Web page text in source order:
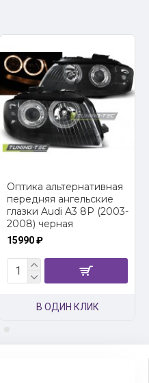
Оптика альтернативная
передняя ангельские
глазки Audi A3 8P (2003-
2008) черная
15990 ₽
В ОДИН КЛИК